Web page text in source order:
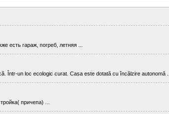
есть гараж, погреб, летняя ...
Într-un loc ecologic curat. Casa este dotată cu încălzire autonomă ...
причепа) ...